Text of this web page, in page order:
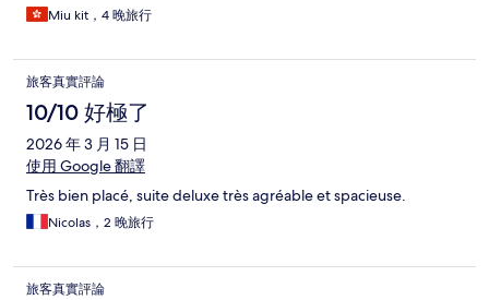
Miu kit，4 晚旅行
旅客真實評論
10/10 好極了
2026 年 3 月 15 日
使用 Google 翻譯
Très bien placé, suite deluxe très agréable et spacieuse.
Nicolas，2 晚旅行
旅客真實評論